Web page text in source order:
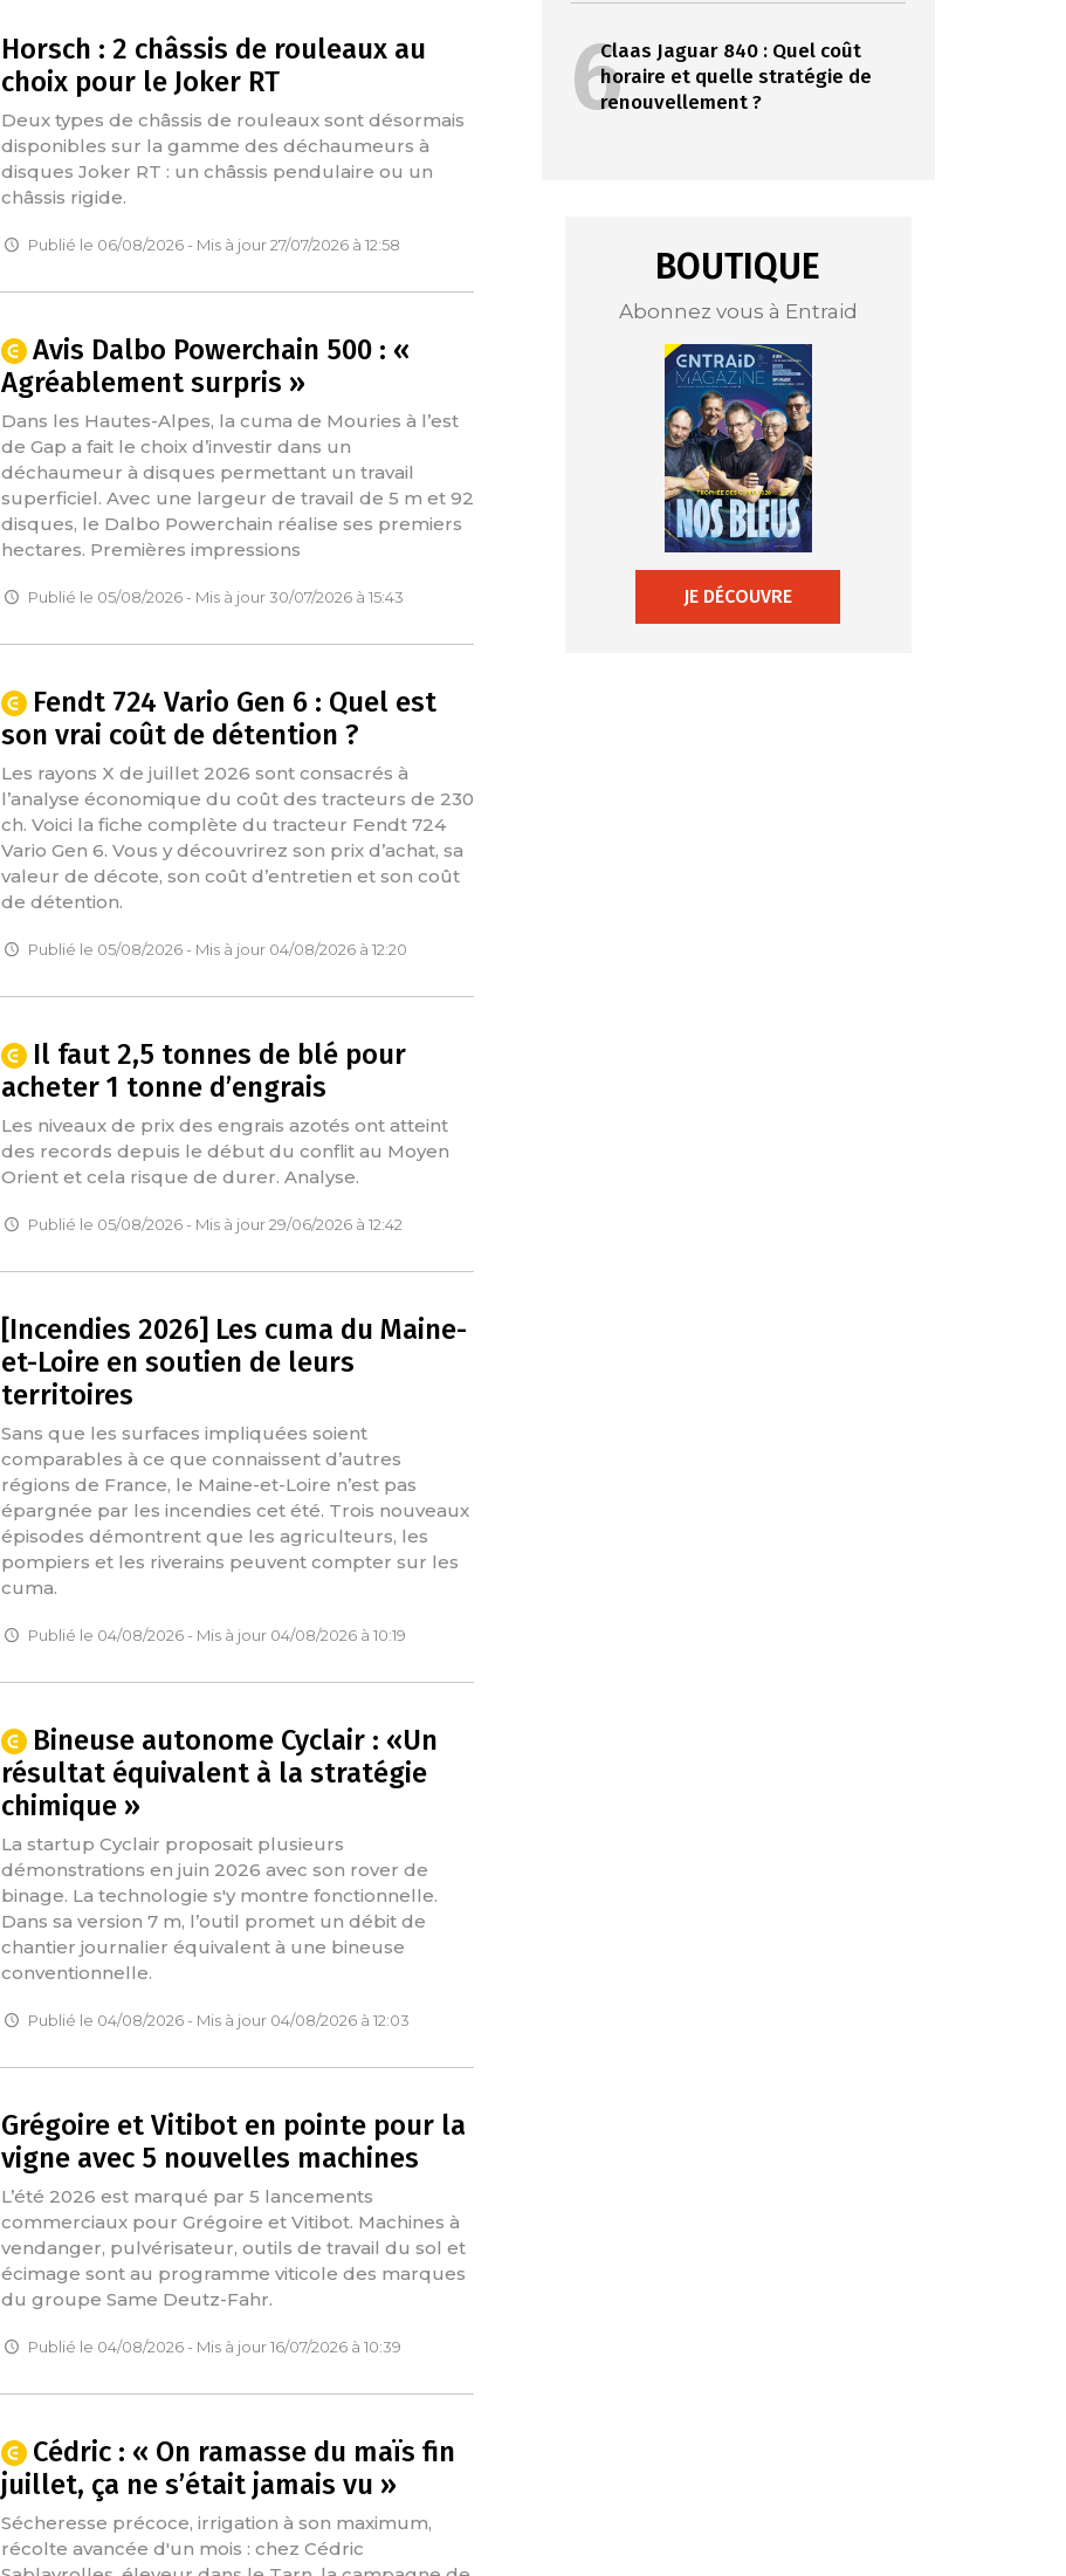
Horsch : 2 châssis de rouleaux au
choix pour le Joker RT
Deux types de châssis de rouleaux sont désormais
disponibles sur la gamme des déchaumeurs à
disques Joker RT : un châssis pendulaire ou un
châssis rigide.
Publié le 06/08/2026 - Mis à jour 27/07/2026 à 12:58
Avis Dalbo Powerchain 500 : «
Agréablement surpris »
Dans les Hautes-Alpes, la cuma de Mouries à l’est
de Gap a fait le choix d’investir dans un
déchaumeur à disques permettant un travail
superficiel. Avec une largeur de travail de 5 m et 92
disques, le Dalbo Powerchain réalise ses premiers
hectares. Premières impressions
Publié le 05/08/2026 - Mis à jour 30/07/2026 à 15:43
Fendt 724 Vario Gen 6 : Quel est
son vrai coût de détention ?
Les rayons X de juillet 2026 sont consacrés à
l’analyse économique du coût des tracteurs de 230
ch. Voici la fiche complète du tracteur Fendt 724
Vario Gen 6. Vous y découvrirez son prix d’achat, sa
valeur de décote, son coût d’entretien et son coût
de détention.
Publié le 05/08/2026 - Mis à jour 04/08/2026 à 12:20
Il faut 2,5 tonnes de blé pour
acheter 1 tonne d’engrais
Les niveaux de prix des engrais azotés ont atteint
des records depuis le début du conflit au Moyen
Orient et cela risque de durer. Analyse.
Publié le 05/08/2026 - Mis à jour 29/06/2026 à 12:42
[Incendies 2026] Les cuma du Maine-
et-Loire en soutien de leurs
territoires
Sans que les surfaces impliquées soient
comparables à ce que connaissent d’autres
régions de France, le Maine-et-Loire n’est pas
épargnée par les incendies cet été. Trois nouveaux
épisodes démontrent que les agriculteurs, les
pompiers et les riverains peuvent compter sur les
cuma.
Publié le 04/08/2026 - Mis à jour 04/08/2026 à 10:19
Bineuse autonome Cyclair : «Un
résultat équivalent à la stratégie
chimique »
La startup Cyclair proposait plusieurs
démonstrations en juin 2026 avec son rover de
binage. La technologie s'y montre fonctionnelle.
Dans sa version 7 m, l’outil promet un débit de
chantier journalier équivalent à une bineuse
conventionnelle.
Publié le 04/08/2026 - Mis à jour 04/08/2026 à 12:03
Grégoire et Vitibot en pointe pour la
vigne avec 5 nouvelles machines
L’été 2026 est marqué par 5 lancements
commerciaux pour Grégoire et Vitibot. Machines à
vendanger, pulvérisateur, outils de travail du sol et
écimage sont au programme viticole des marques
du groupe Same Deutz-Fahr.
Publié le 04/08/2026 - Mis à jour 16/07/2026 à 10:39
Cédric : « On ramasse du maïs fin
juillet, ça ne s’était jamais vu »
Sécheresse précoce, irrigation à son maximum,
récolte avancée d'un mois : chez Cédric
6Claas Jaguar 840 : Quel coût
horaire et quelle stratégie de
renouvellement ?
BOUTIQUE
Abonnez vous à Entraid
JE DÉCOUVRE